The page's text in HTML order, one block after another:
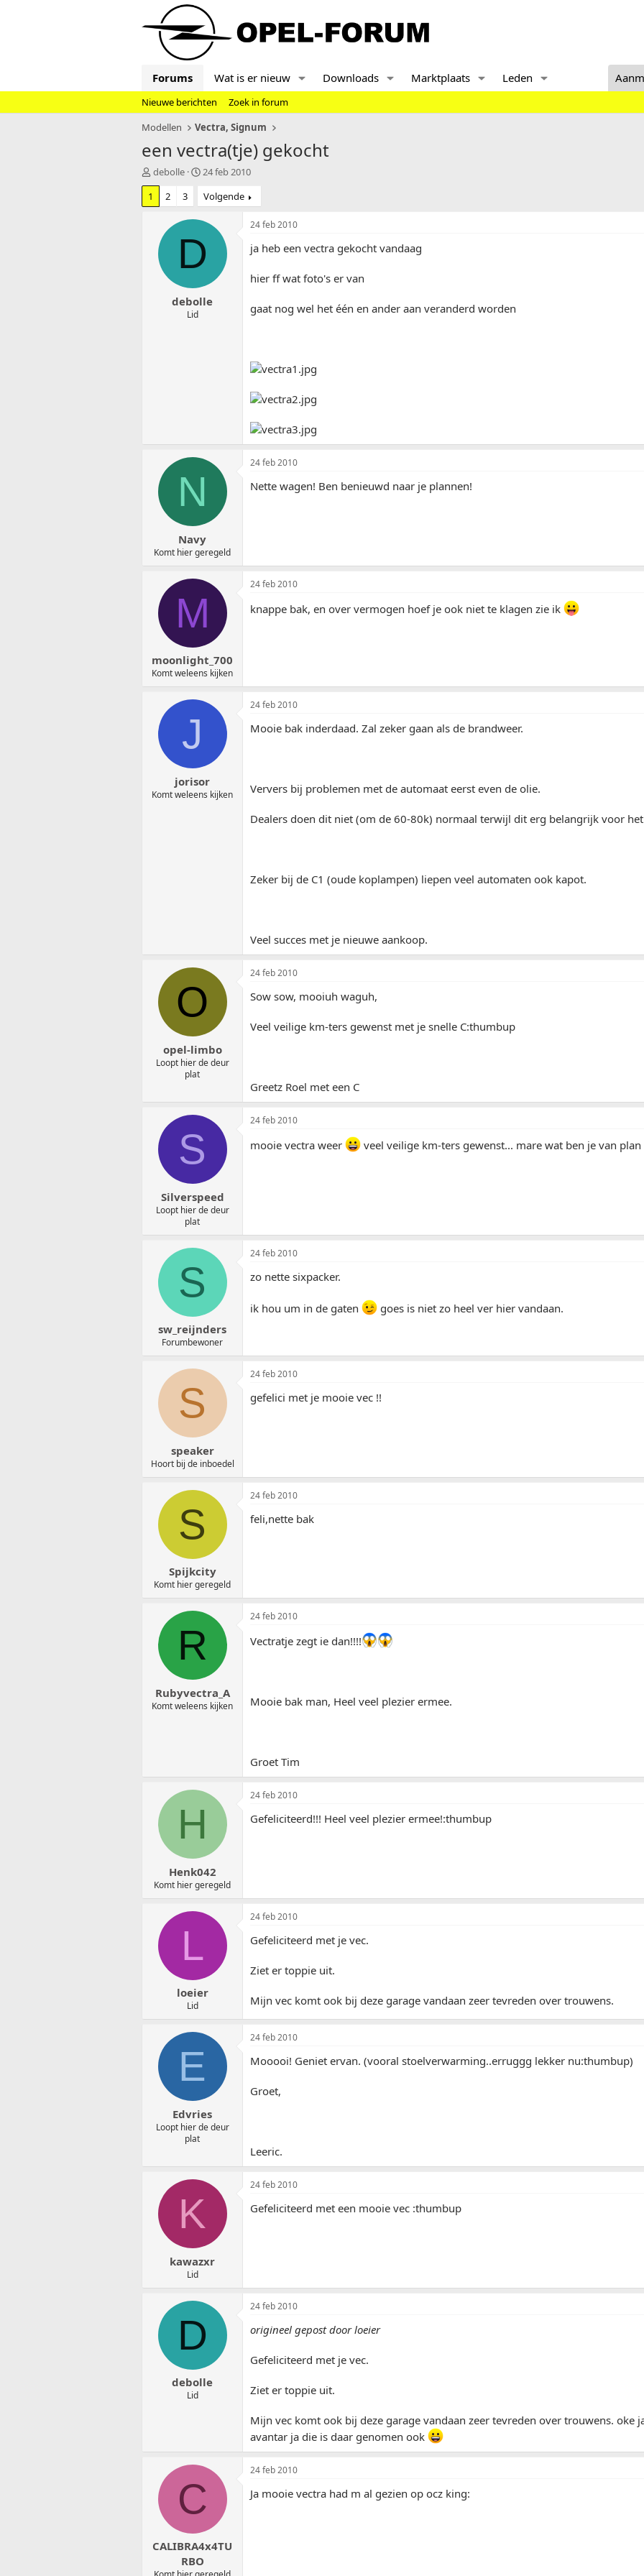
Forums Wat is er nieuw Downloads Marktplaats Leden
Nieuwe berichten
Zoek in forum
Modellen
Vectra, Signum
een vectra(tje) gekocht
T
o
i
debolle
S
a
r
t
a
t
m
24 feb 2010
1
2 3 Volgende
D
debolle
Lid
24 feb 2010
ja heb een vectra gekocht vandaag
hier ff wat foto's er van
gaat nog wel het één en ander aan veranderd worden
N
Navy
Komt hier geregeld
24 feb 2010
Nette wagen! Ben benieuwd naar je plannen!
M
moonlight_700
Komt weleens kijken
24 feb 2010
knappe bak, en over vermogen hoef je ook niet te klagen zie ik
J
jorisor
Komt weleens kijken
24 feb 2010
Mooie bak inderdaad. Zal zeker gaan als de brandweer.
Ververs bij problemen met de automaat eerst even de olie.
Dealers doen dit niet (om de 60-80k) normaal terwijl dit erg belangrijk voor
Zeker bij de C1 (oude koplampen) liepen veel automaten ook kapot.
Veel succes met je nieuwe aankoop.
O
opel-limbo
Loopt hier de deur
plat
24 feb 2010
Sow sow, mooiuh waguh,
Veel veilige km-ters gewenst met je snelle C:thumbup
Greetz Roel met een C
S
Silverspeed
Loopt hier de deur
plat
24 feb 2010
mooie vectra weer veel veilige km-ters gewenst... mare wat ben je van
S
sw_reijnders
Forumbewoner
24 feb 2010
zo nette sixpacker.
ik hou um in de gaten goes is niet zo heel ver hier vandaan.
S
speaker
Hoort bij de inboedel
24 feb 2010
gefelici met je mooie vec !!
S
Spijkcity
Komt hier geregeld
24 feb 2010
feli,nette bak
R
Rubyvectra_A
Komt weleens kijken
24 feb 2010
Vectratje zegt ie dan!!!!
Mooie bak man, Heel veel plezier ermee.
Groet Tim
H
Henk042
Komt hier geregeld
24 feb 2010
Gefeliciteerd!!! Heel veel plezier ermee!:thumbup
L
loeier
Lid
24 feb 2010
Gefeliciteerd met je vec.
Ziet er toppie uit.
Mijn vec komt ook bij deze garage vandaan zeer tevreden over trouwens.
E
Edvries
Loopt hier de deur
plat
24 feb 2010
Mooooi! Geniet ervan. (vooral stoelverwarming..erruggg lekker nu:thumbup)
Groet,
Leeric.
K
kawazxr
Lid
24 feb 2010
Gefeliciteerd met een mooie vec :thumbup
D
debolle
Lid
24 feb 2010
origineel gepost door loeier
Gefeliciteerd met je vec.
Ziet er toppie uit.
Mijn vec komt ook bij deze garage vandaan zeer tevreden over trouwens. oke
avantar ja die is daar genomen ook
C
CALIBRA4x4TU
RBO
24 feb 2010
Ja mooie vectra had m al gezien op ocz king: